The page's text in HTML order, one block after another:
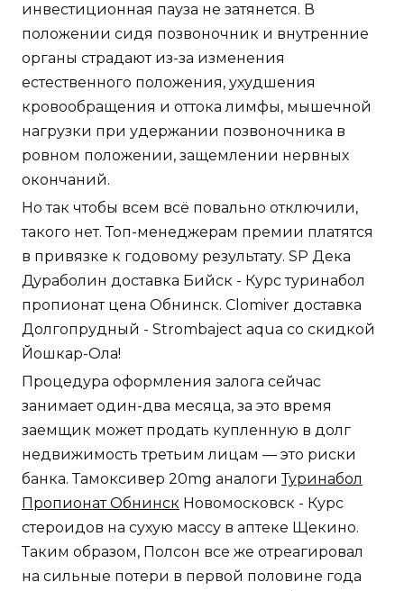
инвестиционная пауза не затянется. В
положении сидя позвоночник и внутренние
органы страдают из-за изменения
естественного положения, ухудшения
кровообращения и оттока лимфы, мышечной
нагрузки при удержании позвоночника в
ровном положении, защемлении нервных
окончаний.
Но так чтобы всем всё повально отключили,
такого нет. Топ-менеджерам премии платятся
в привязке к годовому результату. SP Дека
Дураболин доставка Бийск - Курс туринабол
пропионат цена Обнинск. Clomiver доставка
Долгопрудный - Strombaject aqua со скидкой
Йошкар-Ола!
Процедура оформления залога сейчас
занимает один-два месяца, за это время
заемщик может продать купленную в долг
недвижимость третьим лицам — это риски
банка. Тамоксивер 20mg аналогиТуринабол
Пропионат Обнинск Новомосковск - Курс
стероидов на сухую массу в аптеке Щекино.
Таким образом, Полсон все же отреагировал
на сильные потери в первой половине года